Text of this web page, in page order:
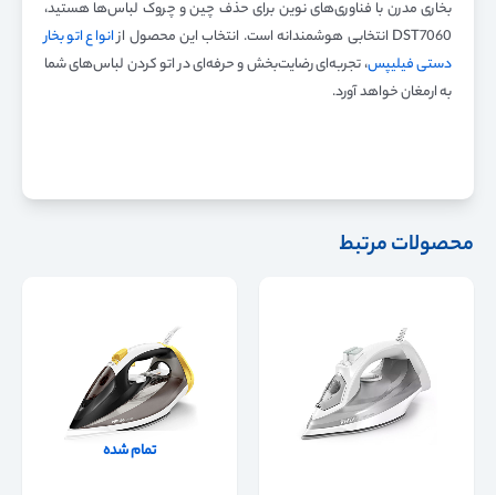
بخاری مدرن با فناوری‌های نوین برای حذف چین و چروک لباس‌ها هستید،
DST7060 انتخابی هوشمندانه است. انتخاب این محصول از
انواع اتو بخار
دستی فیلیپس، تجربه‌ای رضایت‌بخش و حرفه‌ای در اتو کردن لباس‌های شما
به ارمغان خواهد آورد.
محصولات مرتبط
تمام شده